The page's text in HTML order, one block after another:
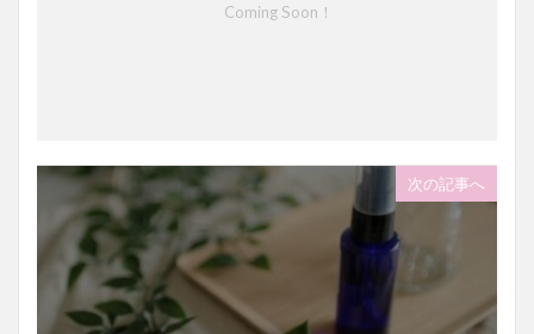
Coming Soon！
次の記事へ